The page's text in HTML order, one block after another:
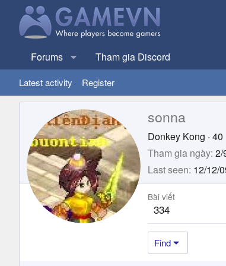
Forums Tham gia Discord
Latest activity Register
sonna
Donkey Kong · 40
Tham gia ngày 2/
Last seen 12/12/
Bài viết
334
Find